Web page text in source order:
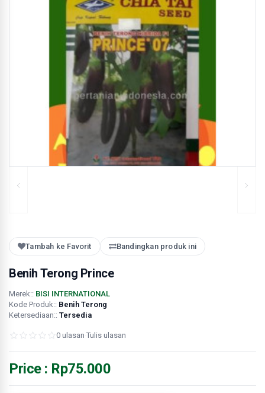
Tambah ke Favorit Bandingkan produk ini
Benih Terong Prince
Merek:: BISI INTERNATIONAL
Kode Produk:: Benih Terong
Ketersediaan:: Tersedia
0 ulasan Tulis ulasan
Price : Rp75.000